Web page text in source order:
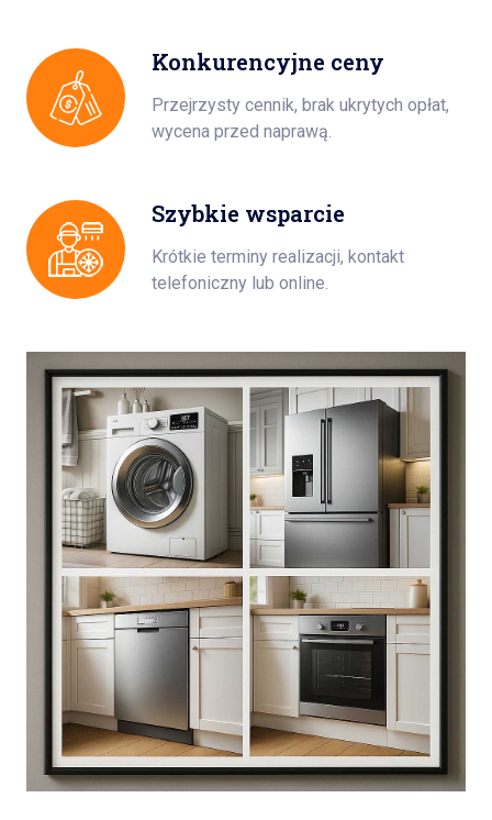
Konkurencyjne ceny
Przejrzysty cennik, brak ukrytych opłat,
wycena przed naprawą.
Szybkie wsparcie
Krótkie terminy realizacji, kontakt
telefoniczny lub online.